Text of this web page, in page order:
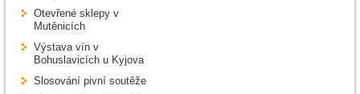
Otevřené sklepy v
Mutěnicích
Výstava vín v
Bohuslavicích u Kyjova
Slosování pivní soutěže